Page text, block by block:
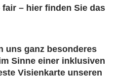
– hier finden Sie das
uns ganz besonderes
Sinne einer inklusiven
Visienkarte unseren